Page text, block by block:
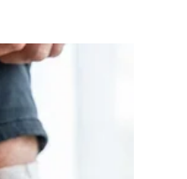
neutro ou limpador de
de amaciante e
limpa.